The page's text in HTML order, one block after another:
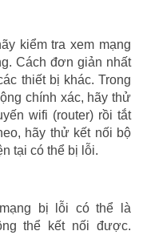
kiểm tra xem mạng
Cách đơn giản nhất
thiết bị khác. Trong
chính xác, hãy thử
wifi (router) rồi tắt
hãy thử kết nối bộ
tại có thể bị lỗi.
bị lỗi có thể là
thể kết nối được.